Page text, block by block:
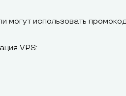
могут использовать
VPS: